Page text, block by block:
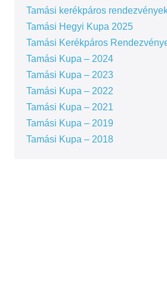
Tamási kerékpáros
Tamási Hegyi Kupa 2025
Tamási Kerékpáros
Tamási Kupa – 2024
Tamási Kupa – 2023
Tamási Kupa – 2022
Tamási Kupa – 2021
Tamási Kupa – 2019
Tamási Kupa – 2018